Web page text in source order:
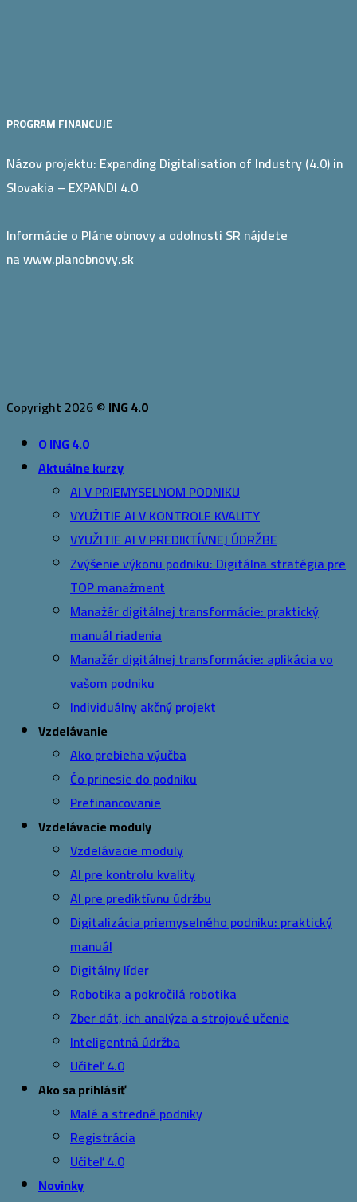
PROGRAM FINANCUJE
Názov projektu: Expanding Digitalisation of Industry (4.0) in
Slovakia – EXPANDI 4.0
Informácie o Pláne obnovy a odolnosti SR nájdete
nawww.planobnovy.sk
Copyright 2026 ©ING 4.0
O ING 4.0
Aktuálne kurzy
AI V PRIEMYSELNOM PODNIKU
VYUŽITIE AI V KONTROLE KVALITY
VYUŽITIE AI V PREDIKTÍVNEJ ÚDRŽBE
Zvýšenie výkonu podniku: Digitálna stratégia pre
TOP manažment
Manažér digitálnej transformácie: praktický
manuál riadenia
Manažér digitálnej transformácie: aplikácia vo
vašom podniku
Individuálny akčný projekt
Vzdelávanie
Ako prebieha výučba
Čo prinesie do podniku
Prefinancovanie
Vzdelávacie moduly
Vzdelávacie moduly
AI pre kontrolu kvality
AI pre prediktívnu údržbu
Digitalizácia priemyselného podniku: praktický
manuál
Digitálny líder
Robotika a pokročilá robotika
Zber dát, ich analýza a strojové učenie
Inteligentná údržba
Učiteľ 4.0
Ako sa prihlásiť
Malé a stredné podniky
Registrácia
Učiteľ 4.0
Novinky